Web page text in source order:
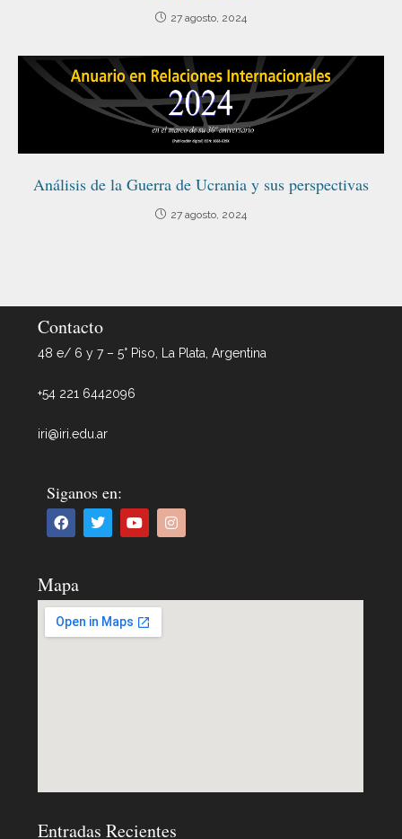
27 agosto, 2024
Análisis de la Guerra de Ucrania y sus perspectivas
27 agosto, 2024
Contacto
48 e/ 6 y 7 – 5° Piso, La Plata, Argentina
+54 221 6442096
iri@iri.edu.ar
Siganos en:
Mapa
Entradas Recientes